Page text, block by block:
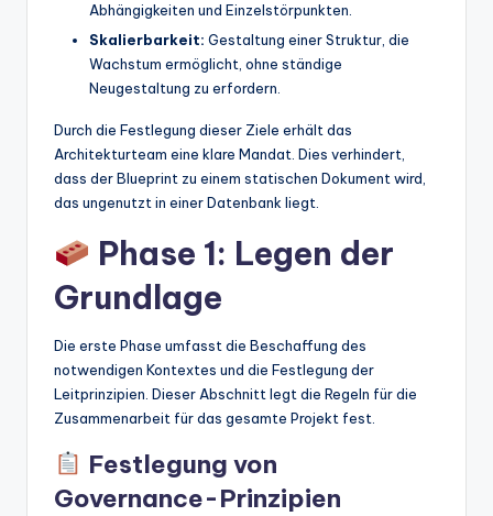
Abhängigkeiten und Einzelstörpunkten.
Skalierbarkeit: Gestaltung einer Struktur, die
Wachstum ermöglicht, ohne ständige
Neugestaltung zu erfordern.
Durch die Festlegung dieser Ziele erhält das
Architekturteam eine klare Mandat. Dies verhindert,
dass der Blueprint zu einem statischen Dokument wird,
das ungenutzt in einer Datenbank liegt.
Phase 1: Legen der
Grundlage
Die erste Phase umfasst die Beschaffung des
notwendigen Kontextes und die Festlegung der
Leitprinzipien. Dieser Abschnitt legt die Regeln für die
Zusammenarbeit für das gesamte Projekt fest.
Festlegung von
Governance-Prinzipien